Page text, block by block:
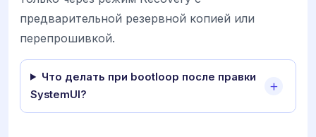
предварительной резервной копией или
перепрошивкой.
Что делать при bootloop после правки
SystemUI?